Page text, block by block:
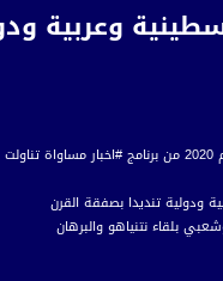
وعربية